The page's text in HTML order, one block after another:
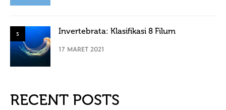
5 Invertebrata: Klasifikasi 8 Filum
17 MARET 2021
RECENT POSTS